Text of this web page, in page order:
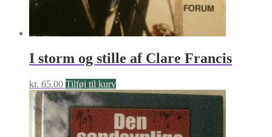
I storm og stille af Clare Francis
kr. 65.00 Tilføj til kurv